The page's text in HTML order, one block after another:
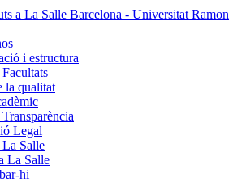
a La Salle Barcelona - Universitat Ramon
i estructura
la qualitat
Legal
Salle
La Salle
hi